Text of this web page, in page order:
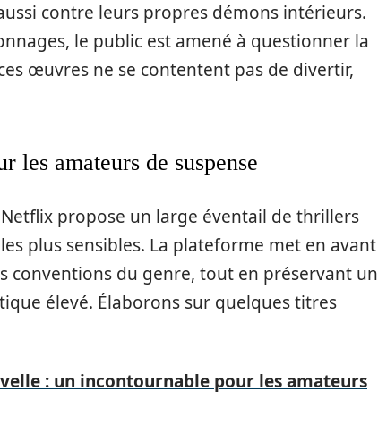
contre leurs propres démons intérieurs.
le public est amené à questionner la
œuvres ne se contentent pas de divertir,
les amateurs de suspense
propose un large éventail de thrillers
plus sensibles. La plateforme met en avant
conventions du genre, tout en préservant un
élevé. Élaborons sur quelques titres
: un incontournable pour les amateurs